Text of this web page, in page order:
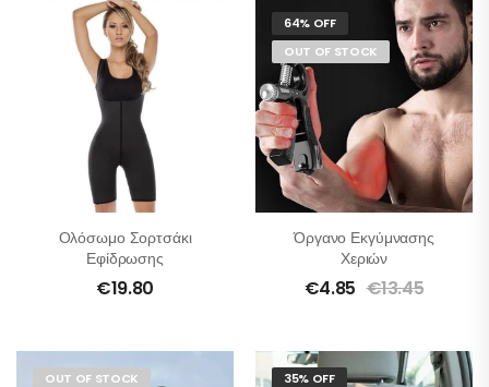
Ολόσωμο Σορτσάκι
Εφίδρωσης
€19.80
64% OFF
OUT OF STOCK
Όργανο Εκγύμνασης
Χεριών
€4.85 €13.45
OUT OF STOCK 35% OFF